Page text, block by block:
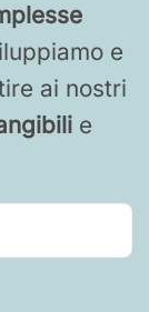
e
ai nostri
e